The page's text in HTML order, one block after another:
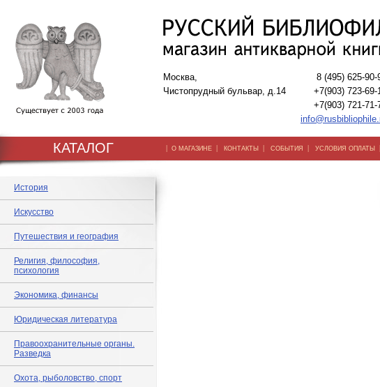
Москва,
Чистопрудный бульвар, д.14
8 (495) 625-90-
+7(903) 723-69-
+7(903) 721-71-
КАТАЛОГ | О МАГАЗИНЕ | КОНТАКТЫ | СОБЫТИЯ | УСЛОВИЯ ОПЛАТЫ
История
Искусство
Путешествия и география
Религия, философия,
психология
Экономика, финансы
Юридическая литература
Правоохранительные органы.
Разведка
Охота, рыболовство, спорт